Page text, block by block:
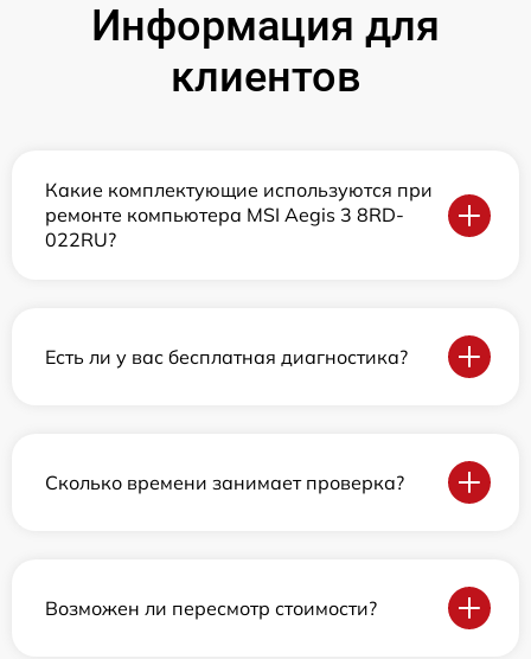
Информация для
клиентов
Какие комплектующие используются при
ремонте компьютера MSI Aegis 3 8RD-
022RU?
Есть ли у вас бесплатная диагностика?
Сколько времени занимает проверка?
Возможен ли пересмотр стоимости?